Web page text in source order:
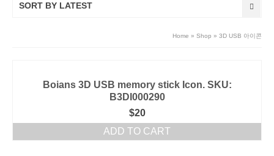
SORT BY LATEST
Home » Shop » 3D USB 아이콘
Boians 3D USB memory stick Icon. SKU:
B3DI000290
$20
ADD TO CART